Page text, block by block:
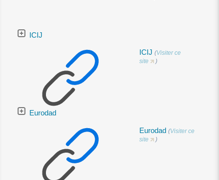
ICIJ
ICIJ (Visiter ce
site
)
Eurodad
Eurodad (Visiter ce
site
)